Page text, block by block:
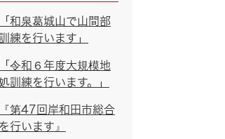
和泉葛城山で山間部
練を行います」
令和６年度大規模地
訓練を行います。」
第47回岸和田市総合
行います』